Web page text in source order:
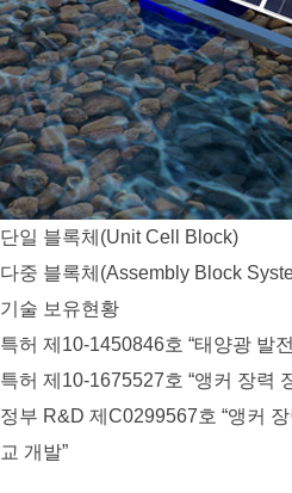
단일 블록체(Unit Cell Block)
다중 블록체(Assembly Block
기술 보유현황
특허 제10-1450846호 “태양광 발
특허 제10-1675527호 “앵커 장력
정부 R&D 제C0299567호 “앵커
교 개발”